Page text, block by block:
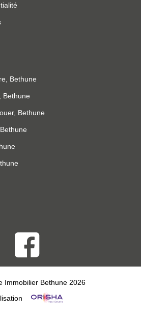
Bethune
Bethune
Bethune
Immobilier Bethune 2026